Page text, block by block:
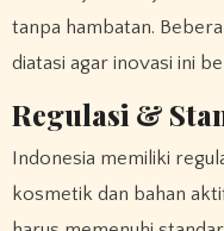
tanpa hambatan.
diatasi agar inovasi ini
Regulasi &
Indonesia memiliki
kosmetik dan bahan